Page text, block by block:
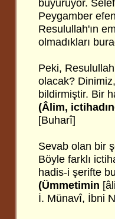
buyuruyor.
Peygamber
Resulullah'ın
olmadıkları
Peki,
olacak?
bildirmiştir. Bir
(Âlim,
[Buharî]
Sevab olan bir
Böyle farklı
hadis-i şerifte
(Ümmetimin
İ. Münavî, İbni